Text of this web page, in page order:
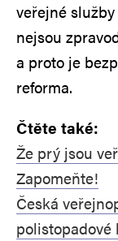
veřejné
nejsou
a proto je
reforma.
Čtěte také:
Že prý jsou
Zapomeňte!
Česká
polistopadové